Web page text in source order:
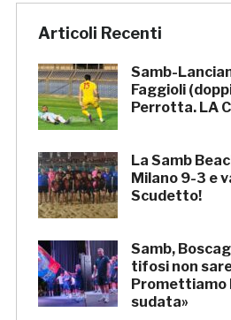
Articoli Recenti
Samb-
Faggioli
Perrotta. LA
La Samb
Milano 9-3 e
Scudetto!
Samb,
tifosi non
Promettiamo
sudata»